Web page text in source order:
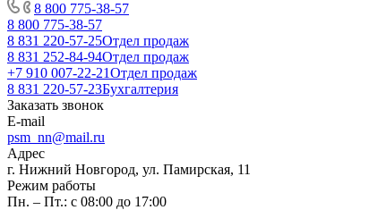
8 800 775-38-57
8 800 775-38-57
8 831 220-57-25Отдел продаж
8 831 252-84-94Отдел продаж
+7 910 007-22-21Отдел продаж
8 831 220-57-23Бухгалтерия
Заказать звонок
E-mail
psm_nn@mail.ru
Адрес
г. Нижний Новгород, ул. Памирская, 11
Режим работы
Пн. – Пт.: с 08:00 до 17:00